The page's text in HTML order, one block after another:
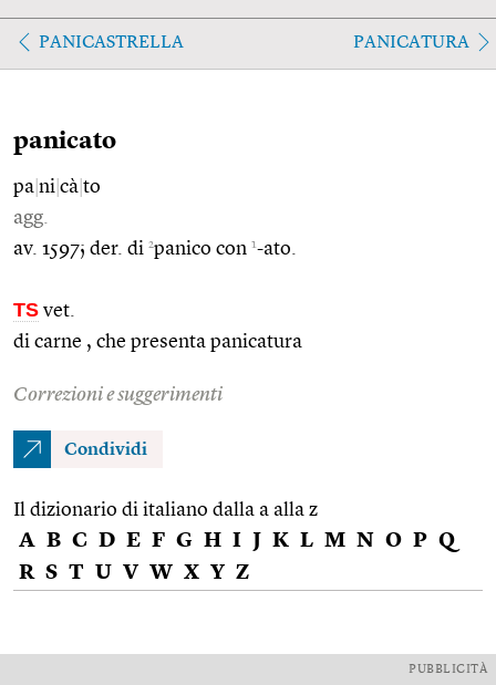
PANICASTRELLA PANICATURA
panicato
pa ni cà to
agg.
av. 1597; der. di 2panico con 1-ato.
TS vet.
di carne , che presenta panicatura
Correzioni e suggerimenti
Condividi
Il dizionario di italiano dalla a alla z
A B C D E F G H I J K L M N O P Q
R S T U V W X Y Z
PUBBLICITÀ